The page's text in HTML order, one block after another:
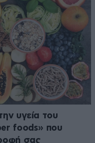
υγεία του
foods» που
σας